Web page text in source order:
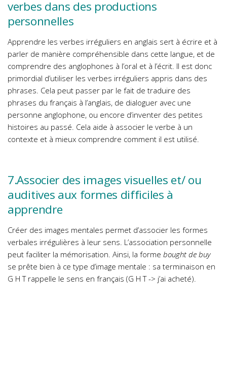
verbes dans des productions
personnelles
Apprendre les verbes irréguliers en anglais sert à écrire et à
parler de manière compréhensible dans cette langue, et de
comprendre des anglophones à l’oral et à l’écrit. Il est donc
primordial d’utiliser les verbes irréguliers appris dans des
phrases. Cela peut passer par le fait de traduire des
phrases du français à l’anglais, de dialoguer avec une
personne anglophone, ou encore d’inventer des petites
histoires au passé. Cela aide à associer le verbe à un
contexte et à mieux comprendre comment il est utilisé.
7.Associer des images visuelles et/ ou
auditives aux formes difficiles à
apprendre
Créer des images mentales permet d’associer les formes
verbales irrégulières à leur sens. L’association personnelle
peut faciliter la mémorisation. Ainsi, la forme bought de buy
se prête bien à ce type d’image mentale : sa terminaison en
G H T rappelle le sens en français (G H T -> j’ai acheté).